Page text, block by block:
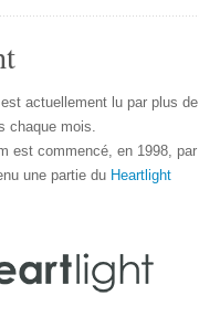
actuellement lu par plus de
chaque mois.
est commencé, en 1998, par
une partie du Heartlight